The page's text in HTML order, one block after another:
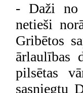
- Daži no
netieši
Gribētos
ārlaulības
pilsētas
sasniegtu